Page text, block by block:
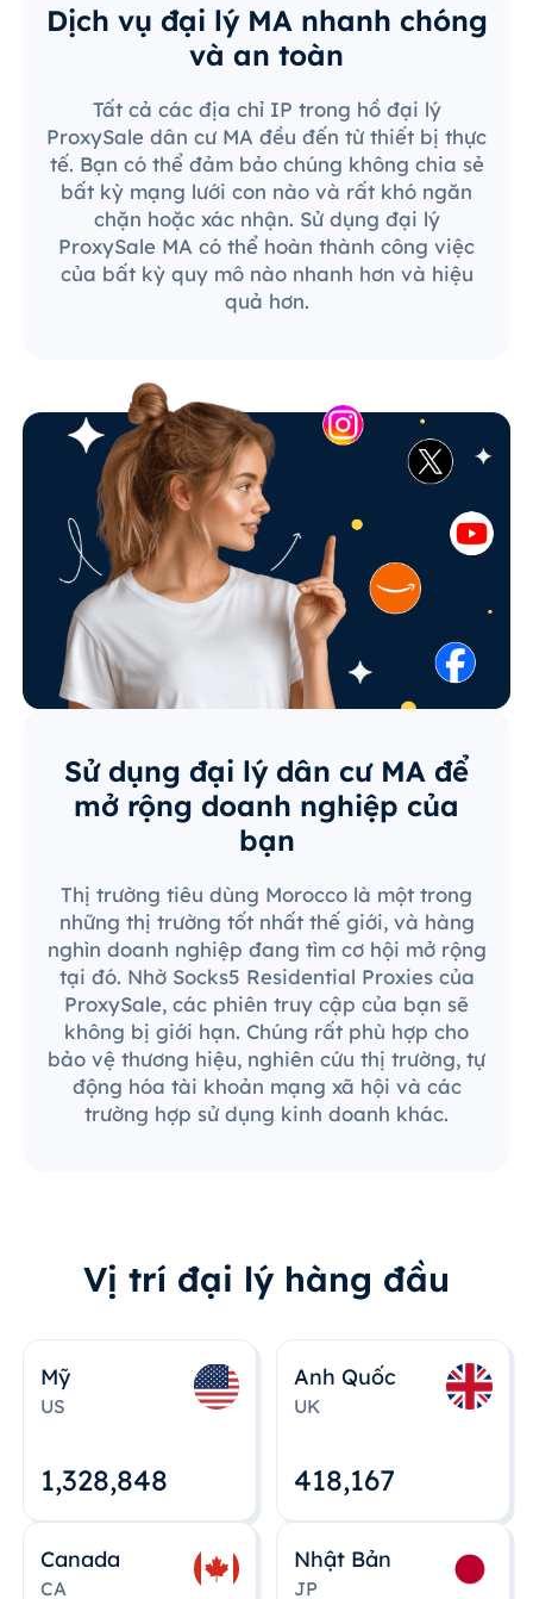
Dịch vụ đại lý MA nhanh chóng
và an toàn
Tất cả các địa chỉ IP trong hồ đại lý
ProxySale dân cư MA đều đến từ thiết bị thực
tế. Bạn có thể đảm bảo chúng không chia sẻ
bất kỳ mạng lưới con nào và rất khó ngăn
chặn hoặc xác nhận. Sử dụng đại lý
ProxySale MA có thể hoàn thành công việc
của bất kỳ quy mô nào nhanh hơn và hiệu
quả hơn.
Sử dụng đại lý dân cư MA để
mở rộng doanh nghiệp của
bạn
Thị trường tiêu dùng Morocco là một trong
những thị trường tốt nhất thế giới, và hàng
nghìn doanh nghiệp đang tìm cơ hội mở rộng
tại đó. Nhờ Socks5 Residential Proxies của
ProxySale, các phiên truy cập của bạn sẽ
không bị giới hạn. Chúng rất phù hợp cho
bảo vệ thương hiệu, nghiên cứu thị trường, tự
động hóa tài khoản mạng xã hội và các
trường hợp sử dụng kinh doanh khác.
Vị trí đại lý hàng đầu
Mỹ
US
1,328,848
Anh Quốc
UK
418,167
Canada
CA
Nhật Bản
JP